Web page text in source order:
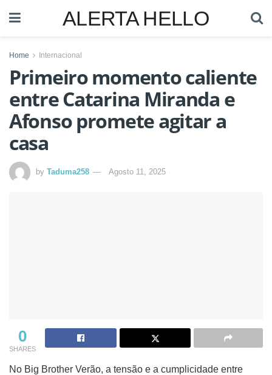
ALERTA HELLO
Home Internacional
Primeiro momento caliente
entre Catarina Miranda e
Afonso promete agitar a
casa
by Taduma258 Agosto 11, 2025
0
SHARES
No Big Brother Verão, a tensão e a cumplicidade entre